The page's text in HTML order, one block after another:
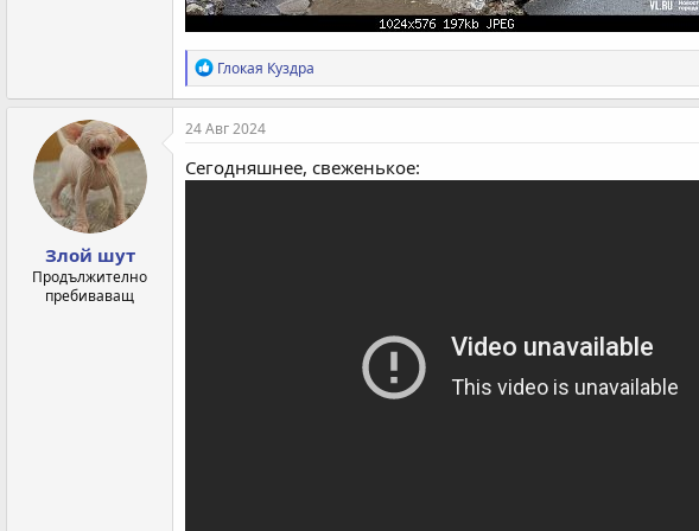
Р
е
а
к
и
и
Глокая Куздра
Злой шут
Продължително
пребиваващ
24 Авг 2024
Сегодняшнее, свеженькое: